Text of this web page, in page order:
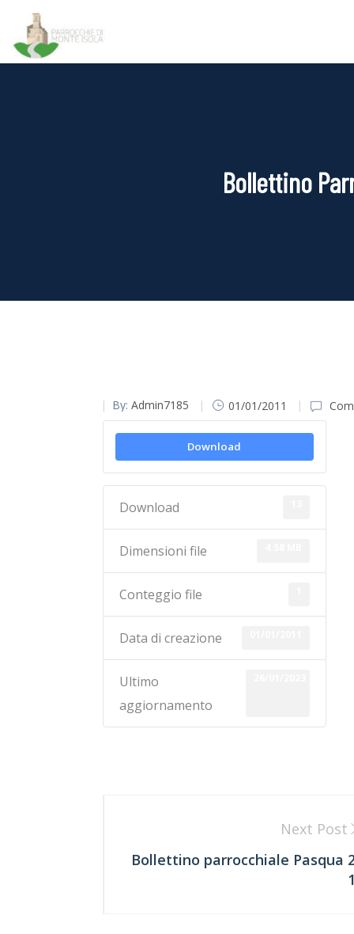
Bollettino
By: Admin7185 01/01/2011
Download
Download
Dimensioni file
Conteggio file
Data di creazione
Ultimo
aggiornamento
Next Post
Bollettino parrocchiale Pasqua